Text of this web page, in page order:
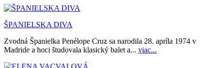
ŠPANIELSKA DIVA
Zvodná Španielka Penélope Cruz sa narodila 28. apríla 1974 v
Madride a hoci študovala klasický balet a... viac...